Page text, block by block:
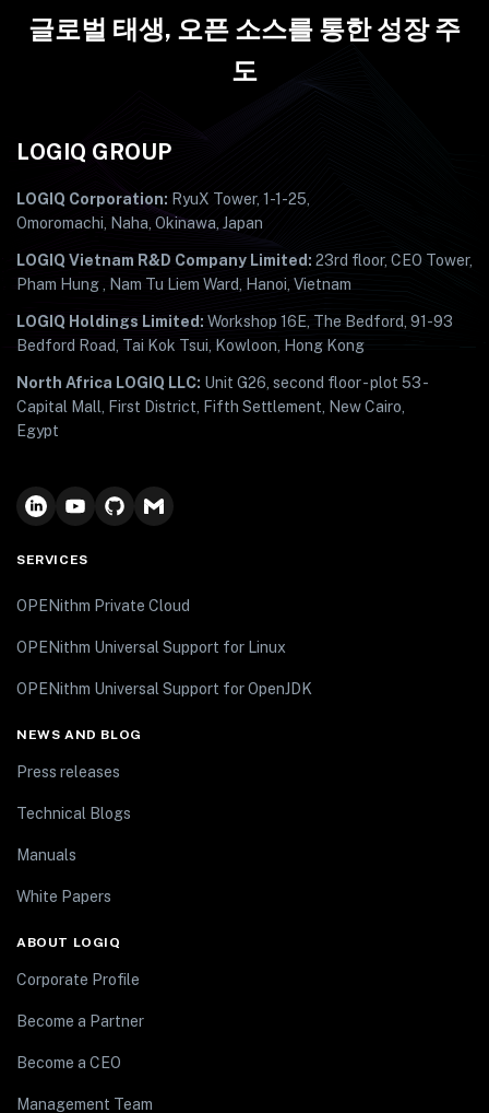
글로벌 태생, 오픈 소스를 통한 성장 주
도
LOGIQ GROUP
LOGIQ Corporation: RyuX Tower, 1-1-25,
Omoromachi, Naha, Okinawa, Japan
LOGIQ Vietnam R&D Company Limited: 23rd floor, CEO Tower,
Pham Hung , Nam Tu Liem Ward, Hanoi, Vietnam
LOGIQ Holdings Limited: Workshop 16E, The Bedford, 91-93
Bedford Road, Tai Kok Tsui, Kowloon, Hong Kong
North Africa LOGIQ LLC: Unit G26, second floor - plot 53 -
Capital Mall, First District, Fifth Settlement, New Cairo,
Egypt
SERVICES
OPENithm Private Cloud
OPENithm Universal Support for Linux
OPENithm Universal Support for OpenJDK
NEWS AND BLOG
Press releases
Technical Blogs
Manuals
White Papers
ABOUT LOGIQ
Corporate Profile
Become a Partner
Become a CEO
Management Team